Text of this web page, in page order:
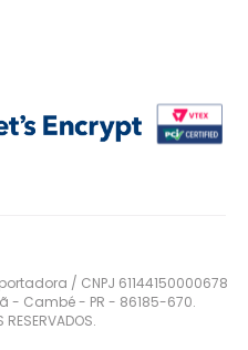
/ CNPJ 61144150000678
- Cambé - PR - 86185-670.